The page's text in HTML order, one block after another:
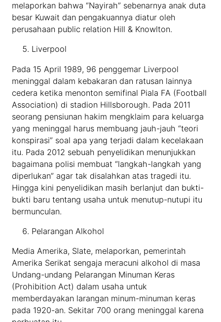
melaporkan bahwa “Nayirah” sebenarnya anak duta
besar Kuwait dan pengakuannya diatur oleh
perusahaan public relation Hill & Knowlton.
Liverpool
Pada 15 April 1989, 96 penggemar Liverpool
meninggal dalam kebakaran dan ratusan lainnya
cedera ketika menonton semifinal Piala FA (Football
Association) di stadion Hillsborough. Pada 2011
seorang pensiunan hakim mengklaim para keluarga
yang meninggal harus membuang jauh-jauh “teori
konspirasi” soal apa yang terjadi dalam kecelakaan
itu. Pada 2012 sebuah penyelidikan menunjukkan
bagaimana polisi membuat “langkah-langkah yang
diperlukan” agar tak disalahkan atas tragedi itu.
Hingga kini penyelidikan masih berlanjut dan bukti-
bukti baru tentang usaha untuk menutup-nutupi itu
bermunculan.
Pelarangan Alkohol
Media Amerika, Slate, melaporkan, pemerintah
Amerika Serikat sengaja meracuni alkohol di masa
Undang-undang Pelarangan Minuman Keras
(Prohibition Act) dalam usaha untuk
memberdayakan larangan minum-minuman keras
pada 1920-an. Sekitar 700 orang meninggal karena